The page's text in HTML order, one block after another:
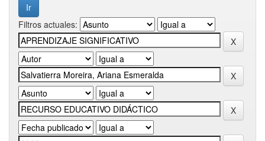
Filtros actuales: